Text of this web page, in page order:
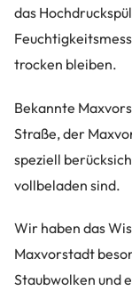
das
trocken bleiben.
Bekannte
Straße, der
speziell
vollbeladen sind.
Wir haben das
Maxvorstadt
Staubwolken und